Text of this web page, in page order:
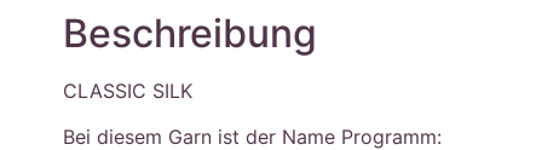
Beschreibung
CLASSIC SILK
Bei diesem Garn ist der Name Programm: